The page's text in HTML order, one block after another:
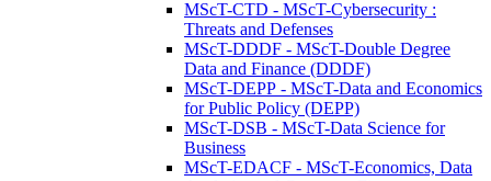
MScT-CTD - MScT-Cybersecurity :
Threats and Defenses
MScT-DDDF - MScT-Double Degree
Data and Finance (DDDF)
MScT-DEPP - MScT-Data and Economics
for Public Policy (DEPP)
MScT-DSB - MScT-Data Science for
Business
MScT-EDACF - MScT-Economics, Data